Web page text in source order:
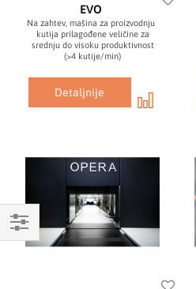
EVO
Na zahtev, mašina za proizvodnju
kutija prilagođene veličine za
srednju do visoku produktivnost
(>4 kutije/min)
Detaljnije
Mogućnosti